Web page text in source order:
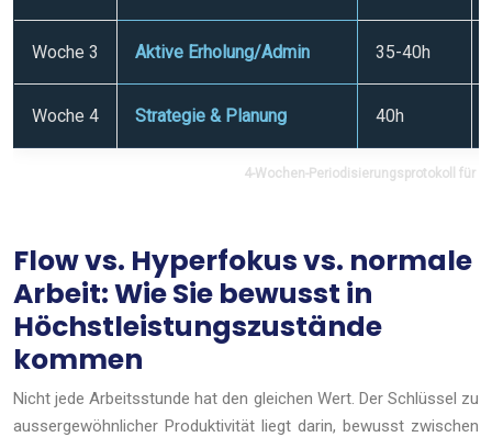
4-Wochen-Periodisierungsprotokoll für
Woche 3 Aktive Erholung/Admin 35-40h
Woche 4 Strategie & Planung 40h
Flow vs. Hyperfokus vs. normale
Arbeit: Wie Sie bewusst in
Höchstleistungszustände
kommen
Nicht jede Arbeitsstunde hat den gleichen Wert. Der Schlüssel zu
aussergewöhnlicher Produktivität liegt darin, bewusst zwischen